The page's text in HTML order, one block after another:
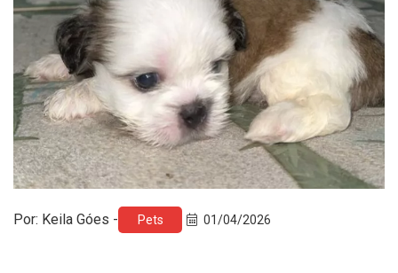
Por: Keila Góes - Pets 01/04/2026